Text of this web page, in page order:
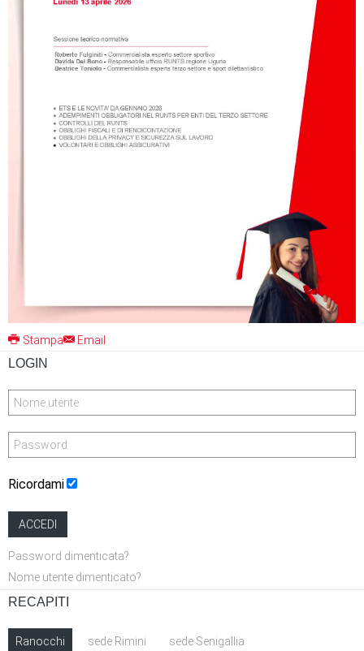
Stampa Email
LOGIN
Ricordami
ACCEDI
Password dimenticata?
Nome utente dimenticato?
RECAPITI
Ranocchi sede Rimini sede Senigallia